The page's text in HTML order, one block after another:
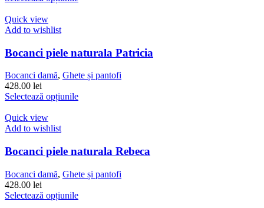
în
variații.
Opțiunile
pot
fi
în
Quick view
Add to wishlist
Bocanci piele naturala Patricia
Bocanci damă, Ghete și pantofi
428.00 lei
Selectează opțiunileAcest
variații.
Opțiunile
pot
fi
în
Quick view
Add to wishlist
Bocanci piele naturala Rebeca
Bocanci damă, Ghete și pantofi
428.00 lei
Selectează opțiunileAcest